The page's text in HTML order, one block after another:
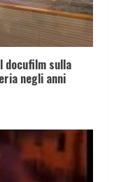
docufilm sulla
negli anni